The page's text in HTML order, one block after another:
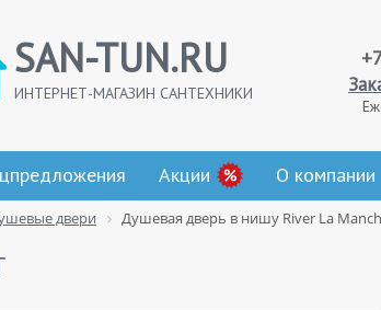
SAN-TUN.RU
ИНТЕРНЕТ-МАГАЗИН САНТЕХНИКИ
Акции О компании
двери Душевая дверь в нишу River La